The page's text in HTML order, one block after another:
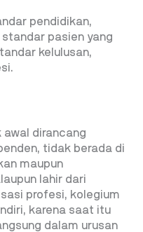
pendidikan,
pasien yang
kelulusan,
awal dirancang
tidak berada di
maupun
lahir dari
profesi, kolegium
karena saat itu
dalam urusan